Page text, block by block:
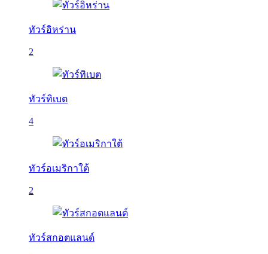
ทัวร์อิหร่าน
2
ทัวร์ทิเบต
4
ทัวร์อเมริกาใต้
2
ทัวร์สกอตแลนด์